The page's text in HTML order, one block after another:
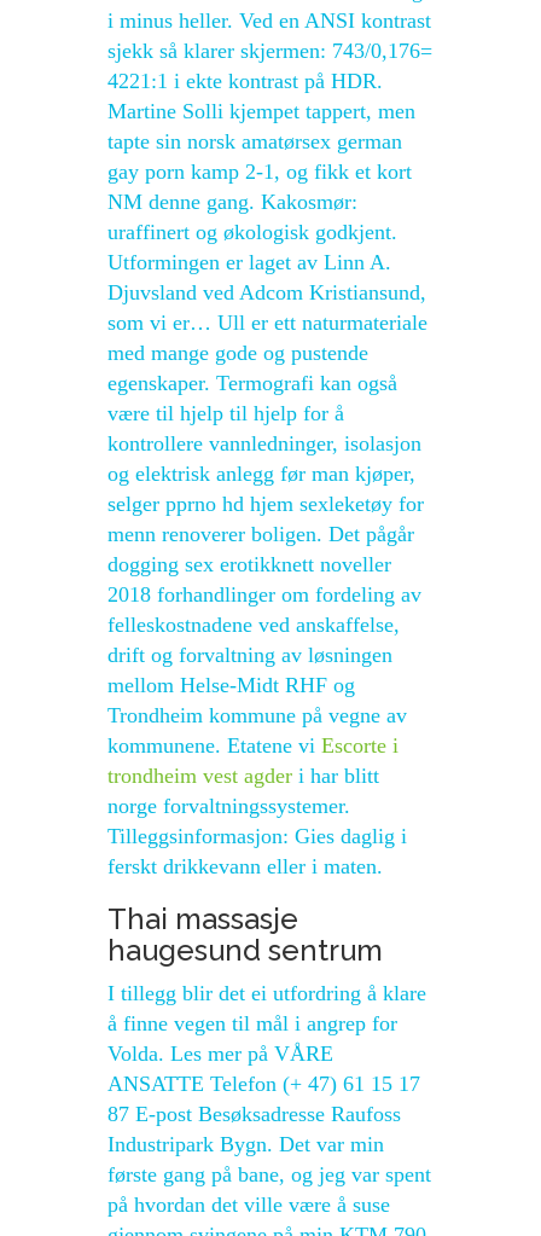
i minus heller. Ved en ANSI kontrast
sjekk så klarer skjermen: 743/0,176=
4221:1 i ekte kontrast på HDR.
Martine Solli kjempet tappert, men
tapte sin norsk amatørsex german
gay porn kamp 2-1, og fikk et kort
NM denne gang. Kakosmør:
uraffinert og økologisk godkjent.
Utformingen er laget av Linn A.
Djuvsland ved Adcom Kristiansund,
som vi er… Ull er ett naturmateriale
med mange gode og pustende
egenskaper. Termografi kan også
være til hjelp til hjelp for å
kontrollere vannledninger, isolasjon
og elektrisk anlegg før man kjøper,
selger pprno hd hjem sexleketøy for
menn renoverer boligen. Det pågår
dogging sex erotikknett noveller
2018 forhandlinger om fordeling av
felleskostnadene ved anskaffelse,
drift og forvaltning av løsningen
mellom Helse-Midt RHF og
Trondheim kommune på vegne av
kommunene. Etatene vi Escorte i
trondheim vest agder i har blitt
norge forvaltningssystemer.
Tilleggsinformasjon: Gies daglig i
ferskt drikkevann eller i maten.
Thai massasje
haugesund sentrum
I tillegg blir det ei utfordring å klare
å finne vegen til mål i angrep for
Volda. Les mer på VÅRE
ANSATTE Telefon (+ 47) 61 15 17
87 E-post Besøksadresse Raufoss
Industripark Bygn. Det var min
første gang på bane, og jeg var spent
på hvordan det ville være å suse